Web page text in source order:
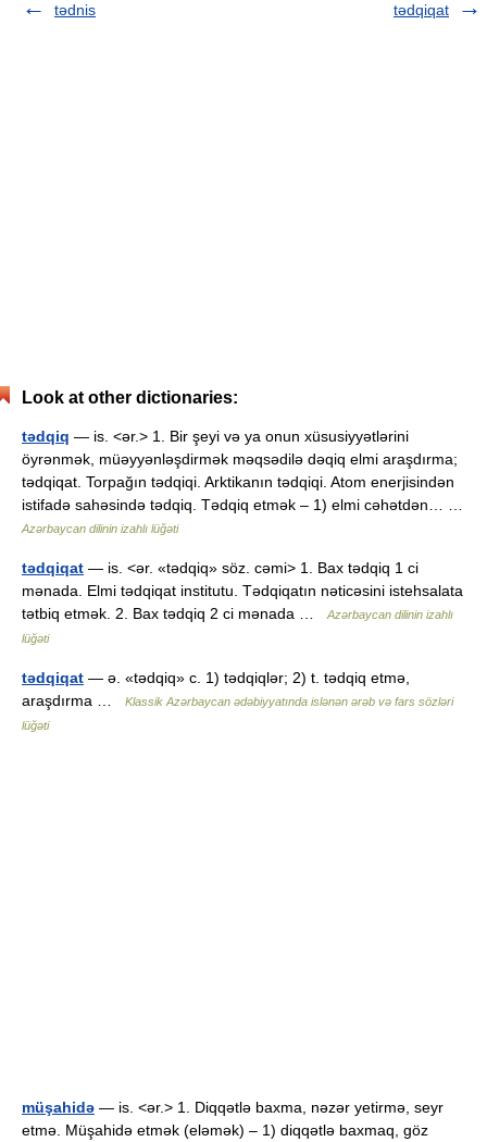
tədnis
tədqiqat
Look at other dictionaries:
tədqiq — is. <ər.> 1. Bir şeyi və ya onun xüsusiyyətlərini
öyrənmək, müəyyənləşdirmək məqsədilə dəqiq elmi araşdırma;
tədqiqat. Torpağın tədqiqi. Arktikanın tədqiqi. Atom enerjisindən
istifadə sahəsində tədqiq. Tədqiq etmək – 1) elmi cəhətdən… …
Azərbaycan dilinin izahlı lüğəti
tədqiqat — is. <ər. «tədqiq» söz. cəmi> 1. Bax tədqiq 1 ci
mənada. Elmi tədqiqat institutu. Tədqiqatın nəticəsini istehsalata
tətbiq etmək. 2. Bax tədqiq 2 ci mənada …
Azərbaycan dilinin izahlı
lüğəti
tədqiqat — ə. «tədqiq» c. 1) tədqiqlər; 2) t. tədqiq etmə,
araşdırma …
Klassik Azərbaycan ədəbiyyatında islənən ərəb və fars sözləri
lüğəti
müşahidə — is. <ər.> 1. Diqqətlə baxma, nəzər yetirmə, seyr
etmə. Müşahidə etmək (eləmək) – 1) diqqətlə baxmaq, göz